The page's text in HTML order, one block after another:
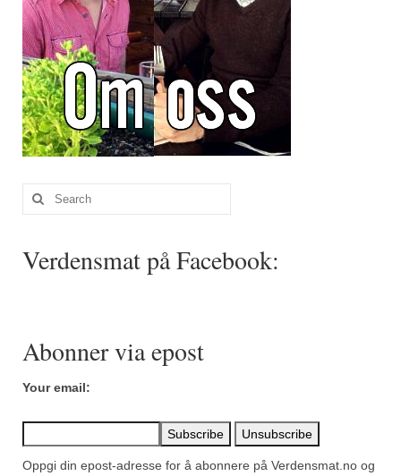
Search
for:
Verdensmat på Facebook:
Abonner via epost
Your email:
Oppgi din epost-adresse for å abonnere på Verdensmat.no og